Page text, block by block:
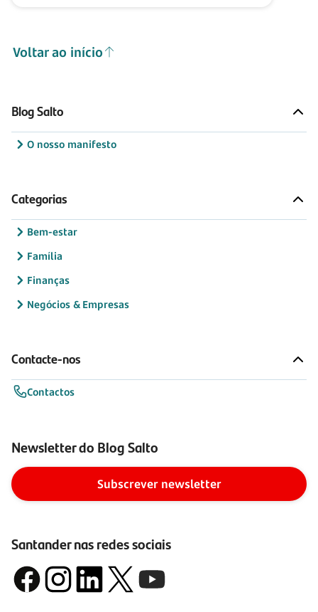
Voltar ao início
Blog Salto
O nosso manifesto
Categorias
Bem-estar
Família
Finanças
Negócios & Empresas
Contacte-nos
Contactos
Newsletter do Blog Salto
Subscrever newsletter
Santander nas redes sociais